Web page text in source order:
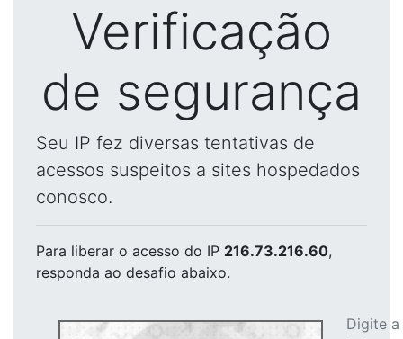
Verificação
de segurança
Seu IP fez diversas tentativas de
acessos suspeitos a sites hospedados
conosco.
Para liberar o acesso do IP 216.73.216.60,
responda ao desafio abaixo.
Digite